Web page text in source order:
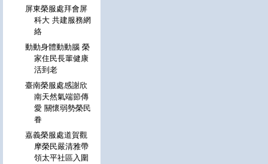
屏東榮服處拜會屏
科大 共建服務網
絡
動動身體動動腦 榮
家住民長輩健康
活到老
臺南榮服處感謝欣
南天然氣端節傳
愛 關懷弱勢榮民
眷
嘉義榮服處道賀觀
摩榮民嚴清雅帶
領太平社區入圍